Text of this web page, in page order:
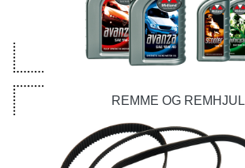
REMME OG REMHJUL